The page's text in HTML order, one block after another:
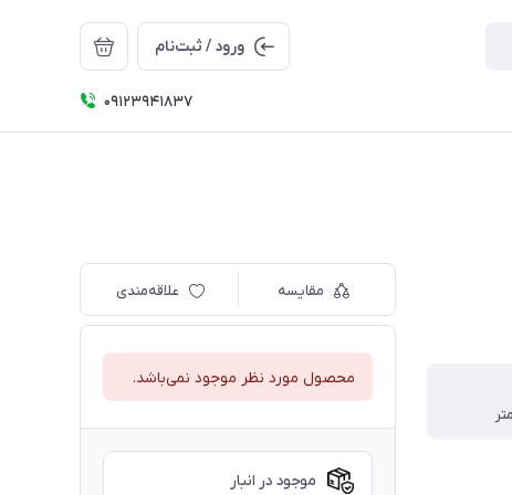
ورود / ثبت‌نام
09123941837
مقایسه علاقه‌مندی
محصول مورد نظر موجود نمی‌باشد.
موجود در انبار